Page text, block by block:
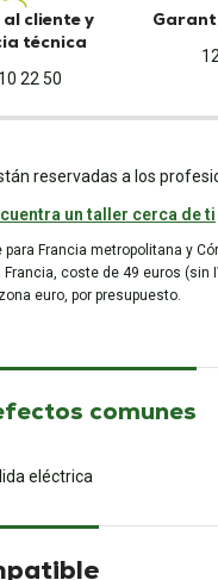
cliente y
técnica
22 50
reservadas a los
un taller cerca de ti
Francia metropolitana y
Francia, coste de 49 euros (sin
euro, por presupuesto.
comunes
eléctrica